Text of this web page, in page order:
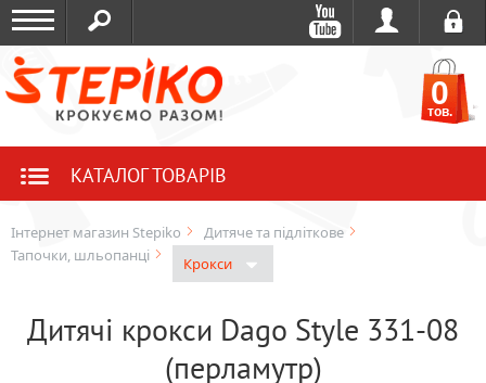
0
тов.
КАТАЛОГ ТОВАРІВ
Інтернет магазин Stepiko
Дитяче та підліткове
Тапочки, шльопанці
Крокси
Дитячі крокси Dago Style 331-08
(перламутр)